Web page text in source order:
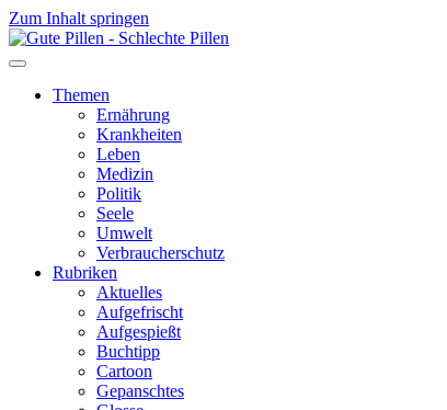
Zum Inhalt springen
Themen
Ernährung
Krankheiten
Leben
Medizin
Politik
Seele
Umwelt
Verbraucherschutz
Rubriken
Aktuelles
Aufgefrischt
Aufgespießt
Buchtipp
Cartoon
Gepanschtes